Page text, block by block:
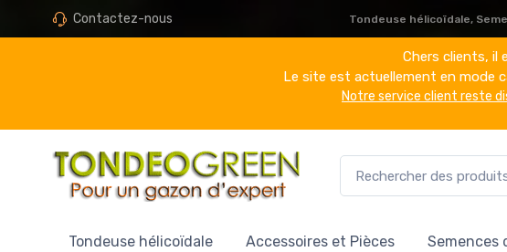
Contactez-nous Tondeuse hélicoïdale,
Chers clients, il
Le site est actuellement en mode
Notre service client reste
Tondeuse hélicoïdale Accessoires et Pièces Semences